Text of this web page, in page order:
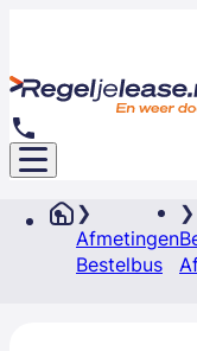
Afmetingen
Bestelbus